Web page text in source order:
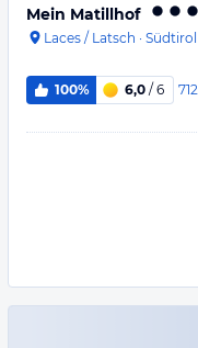
Mein Matillhof
Laces / Latsch · Südtirol
100% 6,0 / 6 712